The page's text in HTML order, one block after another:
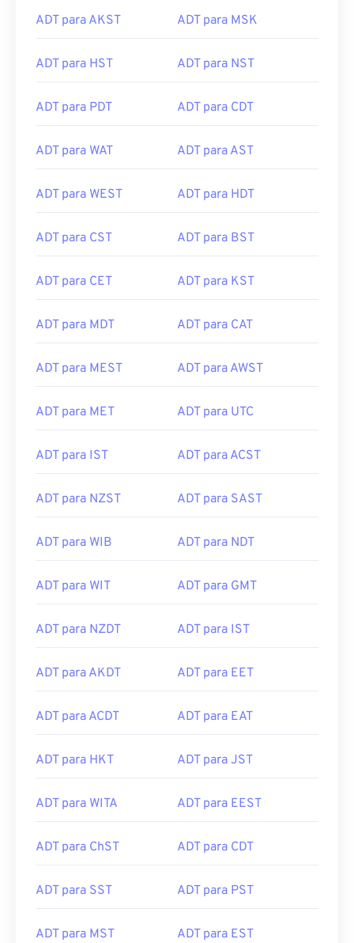
ADT para AKST ADT para MSK
ADT para HST ADT para NST
ADT para PDT ADT para CDT
ADT para WAT ADT para AST
ADT para WEST ADT para HDT
ADT para CST ADT para BST
ADT para CET ADT para KST
ADT para MDT ADT para CAT
ADT para MEST ADT para AWST
ADT para MET ADT para UTC
ADT para IST ADT para ACST
ADT para NZST ADT para SAST
ADT para WIB ADT para NDT
ADT para WIT ADT para GMT
ADT para NZDT ADT para IST
ADT para AKDT ADT para EET
ADT para ACDT ADT para EAT
ADT para HKT ADT para JST
ADT para WITA ADT para EEST
ADT para ChST ADT para CDT
ADT para SST ADT para PST
ADT para MST ADT para EST